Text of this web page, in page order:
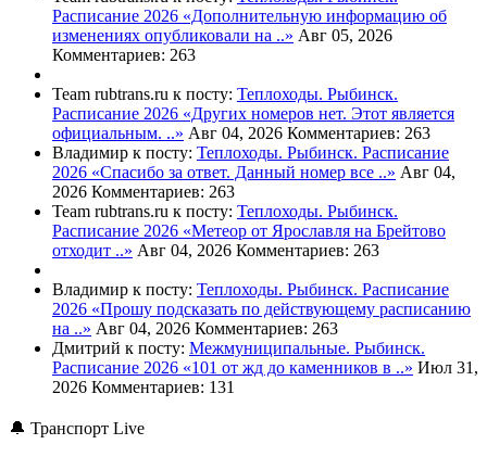
Расписание 2026 «Дополнительную информацию об
изменениях опубликовали на ..» Авг 05, 2026
Комментариев: 263
Team rubtrans.ru к посту: Теплоходы. Рыбинск.
Расписание 2026 «Других номеров нет. Этот является
официальным. ..» Авг 04, 2026 Комментариев: 263
Владимир к посту: Теплоходы. Рыбинск. Расписание
2026 «Спасибо за ответ. Данный номер все ..» Авг 04,
2026 Комментариев: 263
Team rubtrans.ru к посту: Теплоходы. Рыбинск.
Расписание 2026 «Метеор от Ярославля на Брейтово
отходит ..» Авг 04, 2026 Комментариев: 263
Владимир к посту: Теплоходы. Рыбинск. Расписание
2026 «Прошу подсказать по действующему расписанию
на ..» Авг 04, 2026 Комментариев: 263
Дмитрий к посту: Межмуниципальные. Рыбинск.
Расписание 2026 «101 от жд до каменников в ..» Июл 31,
2026 Комментариев: 131
🔔 Транспорт Live